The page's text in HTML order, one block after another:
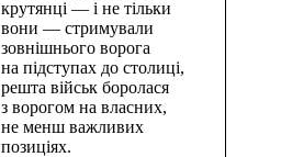
крутянці — і не тільки
вони — стримували
зовнішнього ворога
на підступах до столиці,
решта військ боролася
з ворогом на власних,
не менш важливих
позиціях.